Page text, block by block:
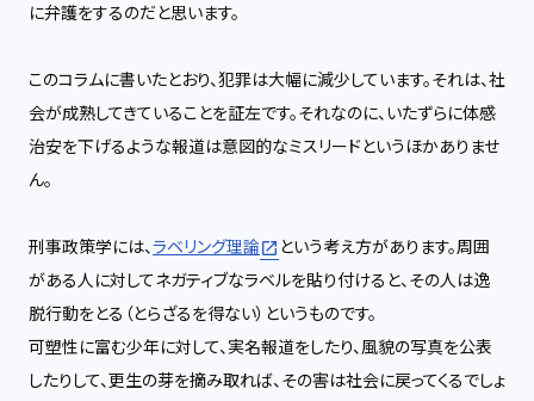
に弁護をするのだと思います。
このコラムに書いたとおり、犯罪は大幅に減少しています。それは、社
会が成熟してきていることを証左です。それなのに、いたずらに体感
治安を下げるような報道は意図的なミスリードというほかありませ
ん。
刑事政策学には、ラベリング理論 という考え方があります。周囲
がある人に対してネガティブなラベルを貼り付けると、その人は逸
脱行動をとる（とらざるを得ない）というものです。
可塑性に富む少年に対して、実名報道をしたり、風貌の写真を公表
したりして、更生の芽を摘み取れば、その害は社会に戻ってくるでしょ